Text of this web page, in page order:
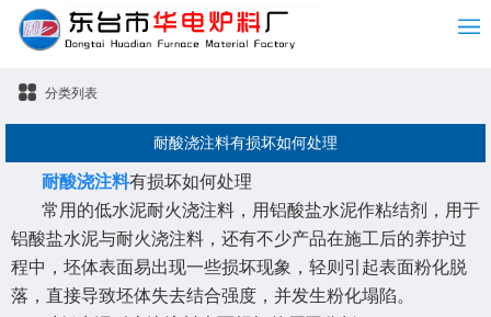
分类列表
耐酸浇注料有损坏如何处理
耐酸浇注料有损坏如何处理
常用的低水泥耐火浇注料，用铝酸盐水泥作粘结剂，用于
铝酸盐水泥与耐火浇注料，还有不少产品在施工后的养护过
程中，坯体表面易出现一些损坏现象，轻则引起表面粉化脱
落，直接导致坯体失去结合强度，并发生粉化塌陷。